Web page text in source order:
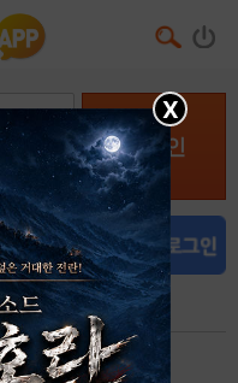
로그인
회원가입
X